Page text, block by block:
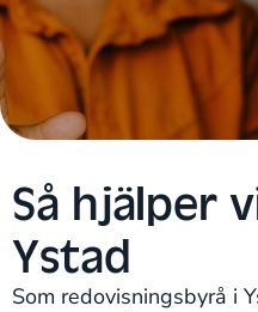
Så hjälper
Ystad
Som redovisningsbyrå i